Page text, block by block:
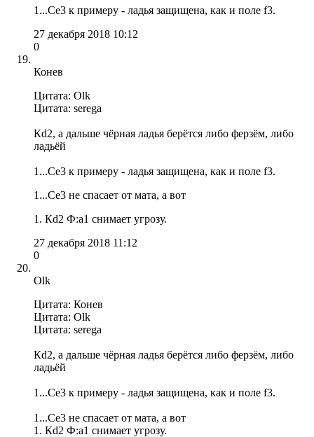
1...Сe3 к примеру - ладья защищена, как и поле f3.
27 декабря 2018 10:12
0
Конев
Цитата: Olk
Цитата: serega
Кd2, а дальше чёрная ладья берётся либо ферзём, либо
ладьёй
1...Сe3 к примеру - ладья защищена, как и поле f3.
1...Сe3 не спасает от мата, а вот
1. Кd2 Ф:а1 снимает угрозу.
27 декабря 2018 11:12
0
Olk
Цитата: Конев
Цитата: Olk
Цитата: serega
Кd2, а дальше чёрная ладья берётся либо ферзём, либо
ладьёй
1...Сe3 к примеру - ладья защищена, как и поле f3.
1...Сe3 не спасает от мата, а вот
1. Кd2 Ф:а1 снимает угрозу.